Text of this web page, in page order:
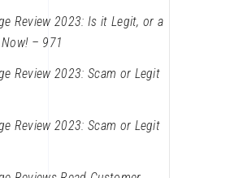
Review 2023: Is it Legit, or a
– 971
Review 2023: Scam or Legit
Review 2023: Scam or Legit